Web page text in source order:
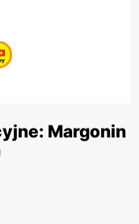
Margonin